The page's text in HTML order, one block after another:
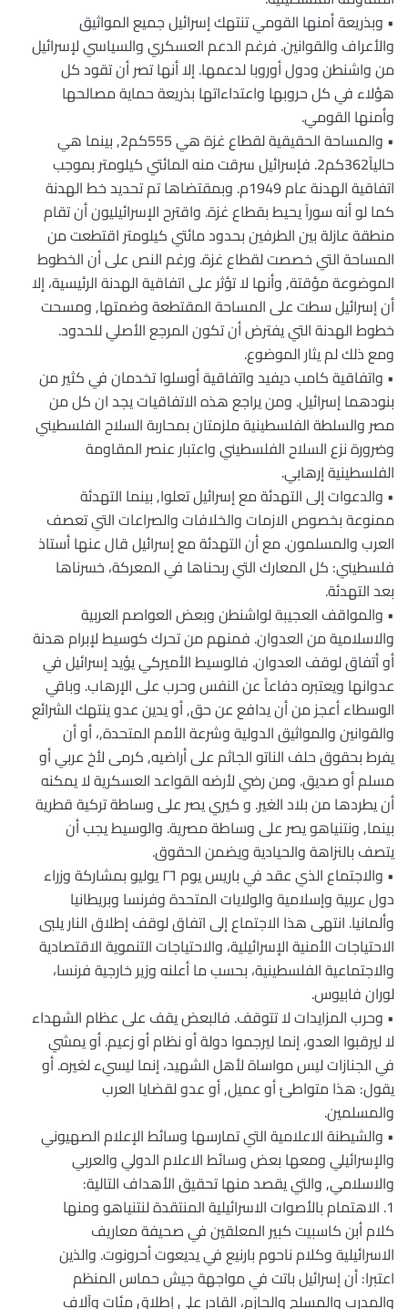
• وبذريعة أمنها القومي تنتهك إسرائيل جميع المواثيق
والأعراف والقوانين. فرغم الدعم العسكري والسياسي لإسرائيل
من واشنطن ودول أوروبا لدعمها. إلا أنها تصر أن تقود كل
هؤلاء في كل حروبها واعتداءاتها بذريعة حماية مصالحها
وأمنها القومي.
• والمساحة الحقيقية لقطاع غزة هي 555كم2, بينما هي
حالياً362كم2. فإسرائيل سرقت منه المائتي كيلومتر بموجب
اتفاقية الهدنة عام 1949م. وبمقتضاها تم تحديد خط الهدنة
كما لو أنه سوراً يحيط بقطاع غزة. واقترح الإسرائيليون أن تقام
منطقة عازلة بين الطرفين بحدود مائتي كيلومتر اقتطعت من
المساحة التي خصصت لقطاع غزة. ورغم النص على أن الخطوط
الموضوعة مؤقتة, وأنها لا تؤثر على اتفاقية الهدنة الرئيسية، إلا
أن إسرائيل سطت على المساحة المقتطعة وضمتها, ومسحت
خطوط الهدنة التي يفترض أن تكون المرجع الأصلي للحدود.
ومع ذلك لم يثار الموضوع.
• واتفاقية كامب ديفيد واتفاقية أوسلوا تخدمان في كثير من
بنودهما إسرائيل. ومن يراجع هذه الاتفاقيات يجد ان كل من
مصر والسلطة الفلسطينية ملزمتان بمحاربة السلاح الفلسطيني
وضرورة نزع السلاح الفلسطيني واعتبار عنصر المقاومة
الفلسطينية إرهابي.
• والدعوات إلى التهدئة مع إسرائيل تعلوا, بينما التهدئة
ممنوعة بخصوص الازمات والخلافات والصراعات التي تعصف
العرب والمسلمون. مع أن التهدئة مع إسرائيل قال عنها أستاذ
فلسطيني: كل المعارك التي ربحناها في المعركة، خسرناها
بعد التهدئة.
• والمواقف العجيبة لواشنطن وبعض العواصم العربية
والاسلامية من العدوان. فمنهم من تحرك كوسيط لإبرام هدنة
أو أتفاق لوقف العدوان. فالوسيط الأميركي يؤيد إسرائيل في
عدوانها ويعتبره دفاعاً عن النفس وحرب على الإرهاب. وباقي
الوسطاء أعجز من أن يدافع عن حق, أو يدين عدو ينتهك الشرائع
والقوانين والمواثيق الدولية وشرعة الأمم المتحدة,، أو أن
يفرط بحقوق حلف الناتو الجاثم على أراضيه, كرمى لأخ عربي أو
مسلم أو صديق. ومن رضي لأرضه القواعد العسكرية لا يمكنه
أن يطردها من بلاد الغير. و كيري يصر على وساطة تركية قطرية
بينما, ونتنياهو يصر على وساطة مصرية. والوسيط يجب أن
يتصف بالنزاهة والحيادية ويضمن الحقوق.
• والاجتماع الذي عقد في باريس يوم ٢٦ يوليو بمشاركة وزراء
دول عربية وإسلامية والولايات المتحدة وفرنسا وبريطانيا
وألمانيا. انتهى هذا الاجتماع إلى اتفاق لوقف إطلاق النار يلبى
الاحتياجات الأمنية الإسرائيلية، والاحتياجات التنموية الاقتصادية
والاجتماعية الفلسطينية، بحسب ما أعلنه وزير خارجية فرنسا،
لوران فابيوس.
• وحرب المزايدات لا تتوقف. فالبعض يقف على عظام الشهداء
لا ليرقبوا العدو، إنما ليرجموا دولة أو نظام أو زعيم. أو يمشي
في الجنازات ليس مواساة لأهل الشهيد، إنما ليسيء لغيره. أو
يقول: هذا متواطئ أو عميل, أو عدو لقضايا العرب
والمسلمين.
• والشيطنة الاعلامية التي تمارسها وسائط الإعلام الصهيوني
والإسرائيلي ومعها بعض وسائط الاعلام الدولي والعربي
والاسلامي, والتي يقصد منها تحقيق الأهداف التالية:
1. الاهتمام بالأصوات الاسرائيلية المنتقدة لنتنياهو ومنها
كلام أبن كاسبيت كبير المعلقين في صحيفة معاريف
الاسرائيلية وكلام ناحوم بارنيع في يديعوت أحرونوت. والذين
اعتبرا: أن إسرائيل باتت في مواجهة جيش حماس المنظم
والمدرب والمسلح والحازم، القادر على إطلاق مئات وآلاف